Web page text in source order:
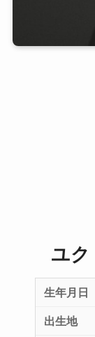
ユク
生年月日
出生地